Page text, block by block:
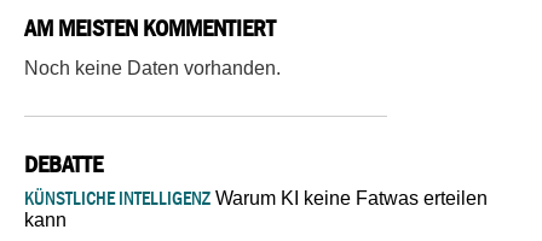
AM MEISTEN KOMMENTIERT
Noch keine Daten vorhanden.
DEBATTE
KÜNSTLICHE INTELLIGENZ Warum KI keine Fatwas erteilen
kann